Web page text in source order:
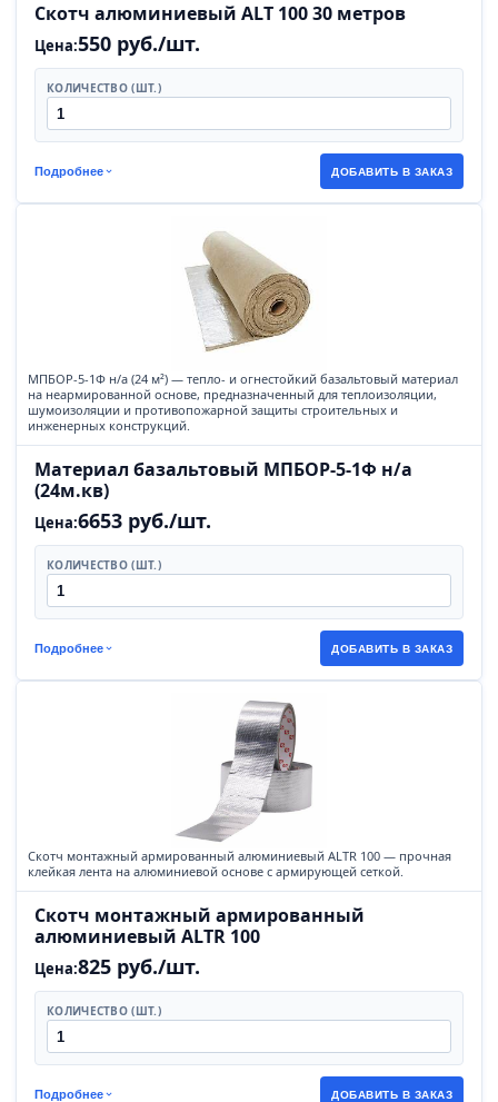
Скотч алюминиевый ALT 100 30 метров
Цена:550 руб./шт.
КОЛИЧЕСТВО (ШТ.)
Подробнее ДОБАВИТЬ В ЗАКАЗ
МПБОР-5-1Ф н/а (24 м²) — тепло- и огнестойкий базальтовый материал
на неармированной основе, предназначенный для теплоизоляции,
шумоизоляции и противопожарной защиты строительных и
инженерных конструкций.
Материал базальтовый МПБОР-5-1Ф н/а
(24м.кв)
Цена:6653 руб./шт.
КОЛИЧЕСТВО (ШТ.)
Подробнее ДОБАВИТЬ В ЗАКАЗ
Скотч монтажный армированный алюминиевый ALTR 100 — прочная
клейкая лента на алюминиевой основе с армирующей сеткой.
Скотч монтажный армированный
алюминиевый ALTR 100
Цена:825 руб./шт.
КОЛИЧЕСТВО (ШТ.)
Подробнее ДОБАВИТЬ В ЗАКАЗ